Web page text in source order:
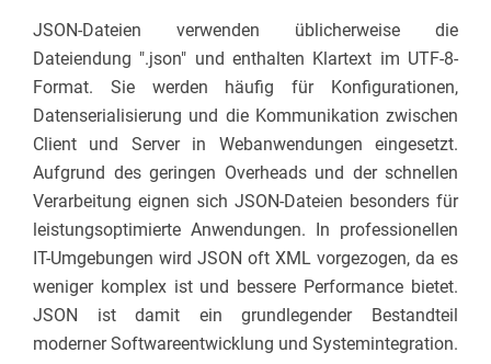
JSON-Dateien verwenden üblicherweise die
Dateiendung ".json" und enthalten Klartext im UTF-8-
Format. Sie werden häufig für Konfigurationen,
Datenserialisierung und die Kommunikation zwischen
Client und Server in Webanwendungen eingesetzt.
Aufgrund des geringen Overheads und der schnellen
Verarbeitung eignen sich JSON-Dateien besonders für
leistungsoptimierte Anwendungen. In professionellen
IT-Umgebungen wird JSON oft XML vorgezogen, da es
weniger komplex ist und bessere Performance bietet.
JSON ist damit ein grundlegender Bestandteil
moderner Softwareentwicklung und Systemintegration.